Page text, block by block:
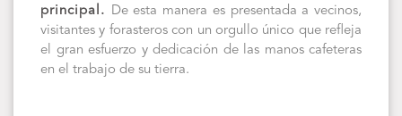
principal. De esta manera es presentada a vecinos,
visitantes y forasteros con un orgullo único que refleja
el gran esfuerzo y dedicación de las manos cafeteras
en el trabajo de su tierra.